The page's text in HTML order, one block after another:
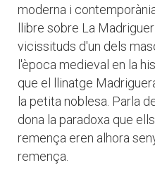
moderna i
llibre sobre La
vicissituds d'un dels
l'època medieval en la
que el llinatge
la petita noblesa. Parla
dona la paradoxa que
remença eren alhora
remença.